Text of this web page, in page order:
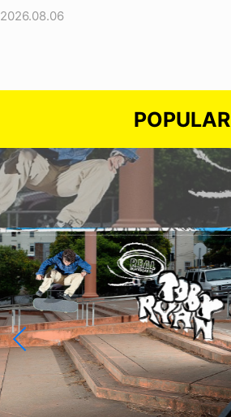
2026.08.06
POPULAR